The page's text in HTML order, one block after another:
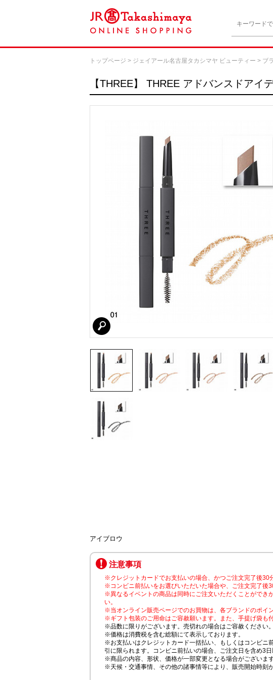
トップページ > ジェイアール名古屋タカシマヤ ビューティー > ブ
【THREE】 THREE アドバンスドアイ
アイブロウ
注意事項
※クレジットカードでお支払いの場合、かつご注文完了後30
※コンビニ前払いをお選びいただいた場合や、ご注文完了後
※異なるイベントの商品は同時にご注文いただくことができ
い。
※当オンライン販売ページでのお買物は、各ブランドのポイ
※ギフト包装のご用命はご容赦願います。また、手提げ袋も
※品数に限りがございます。売切れの場合はご容赦ください。
※価格は消費税を含む総額にて表示しております。
※お支払いはクレジットカード一括払い、もしくはコンビニ
引に限られます。コンビニ前払いの場合、ご注文日を含め3日
※商品の内容、形状、価格が一部変更となる場合がございます
※天候・交通事情、その他の諸事情等により、販売開始時刻